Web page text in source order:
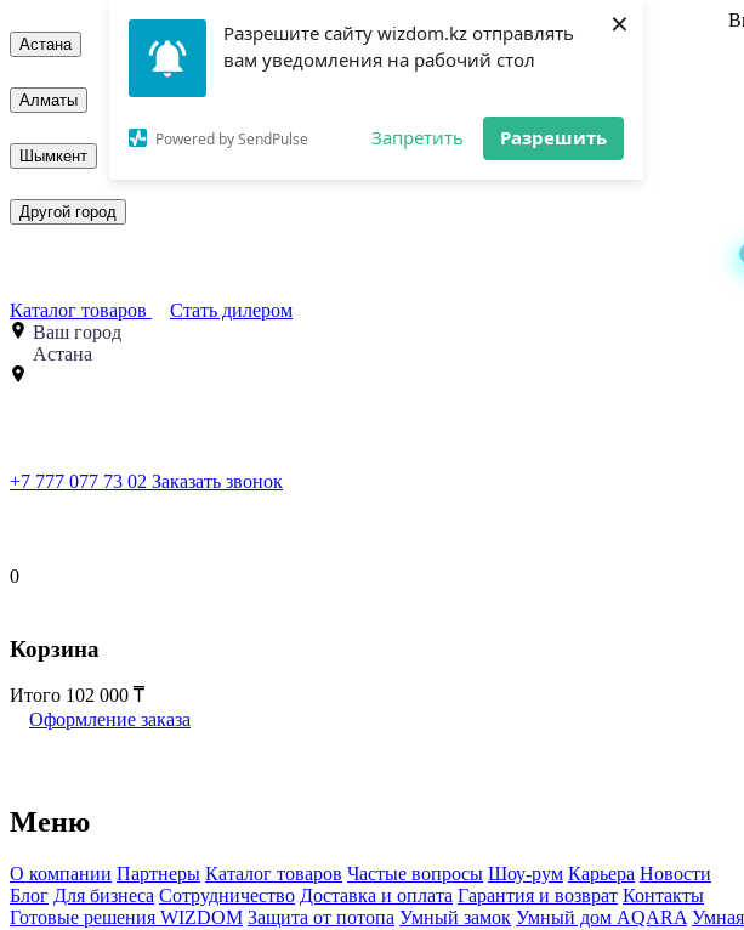
Разрешите сайту wizdom.kz отправлять
вам уведомления на рабочий стол
Powered by SendPulse Запретить Разрешить
×
Астана
Алматы
Шымкент
Другой город
Каталог товаров
Стать дилером
Ваш город
Астана
+7 777 077 73 02 Заказать звонок
0
Корзина
Итого 102 000
Оформление заказа
Меню
О компании Партнеры Каталог товаров Частые вопросы Шоу-рум Карьера Новости
Блог Для бизнеса Сотрудничество Доставка и оплата Гарантия и возврат Контакты
Готовые решения WIZDOM Защита от потопа Умный замок Умный дом AQARA